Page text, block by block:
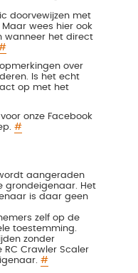
doorvewijzen met
wees hier ook
wanneer het direct
over
Is het echt
op met het
onze Facebook
#
aangeraden
grondeigenaar. Het
is daar geen
zelf op de
toestemming.
zonder
Crawler Scaler
#